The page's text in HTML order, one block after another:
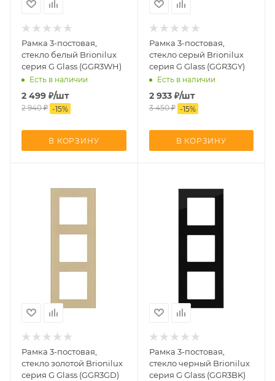
Рамка 3-постовая,
стекло белый Brionilux
серия G Glass (GGR3WH)
Есть в наличии
2 499 ₽/шт
2 940₽ -15%
В КОРЗИНУ
Рамка 3-постовая,
стекло серый Brionilux
серия G Glass (GGR3GY)
Есть в наличии
2 933₽/шт
3 450₽ -15%
В КОРЗИНУ
Рамка 3-постовая,
стекло золотой Brionilux
серия G Glass (GGR3GD)
Рамка 3-постовая,
стекло черный Brionilux
серия G Glass (GGR3BK)